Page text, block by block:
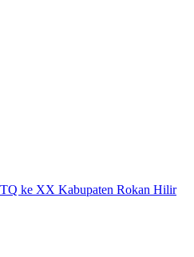
ke XX Kabupaten Rokan Hilir